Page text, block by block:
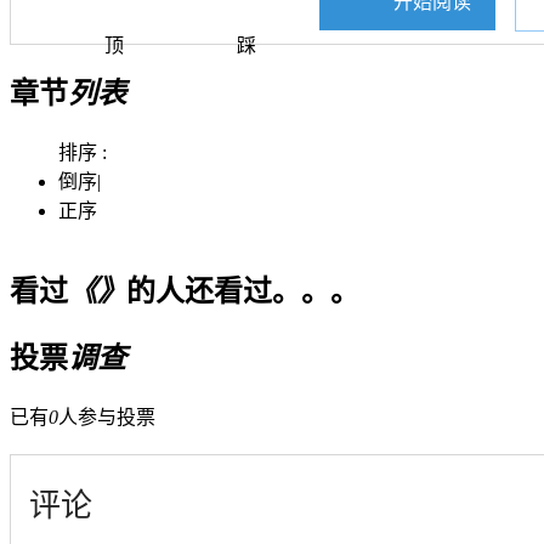
顶 踩
章节列表
排序 :
倒序|
正序
看过《》 的人还看过。。。
投票调查
已有0人参与投票
评论